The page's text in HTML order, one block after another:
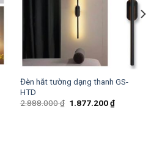
Đèn hắt tường dạng thanh GS-
HTD
2.888.000₫ 1.877.200₫